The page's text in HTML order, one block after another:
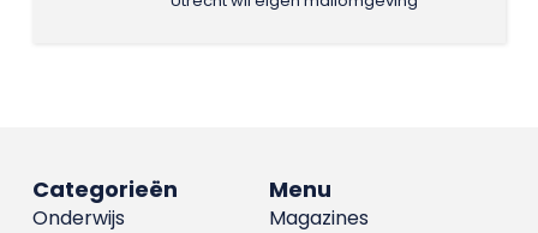
Menu
Magazines
Categorieën
Onderwijs